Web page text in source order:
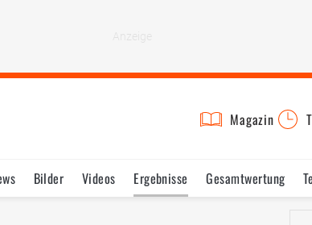
Magazin
Bilder Videos Ergebnisse Gesamtwertung